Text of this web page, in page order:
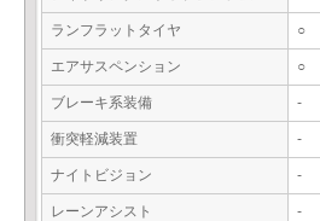
ランフラットタイヤ ○
エアサスペンション ○
ブレーキ系装備 -
衝突軽減装置 -
ナイトビジョン -
レーンアシスト -